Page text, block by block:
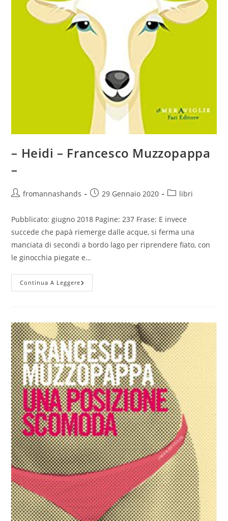
– Heidi – Francesco Muzzopappa
–
Autorefromannashands
Articolo29 Gennaio 2020
Categoria
libri
Pubblicato: giugno 2018 Pagine: 237 Frase: E invece
succede che papà riemerge dalle acque, si ferma una
manciata di secondi a bordo lago per riprendere fiato, con
le ginocchia piegate e…
Continua A Leggere–
Heidi